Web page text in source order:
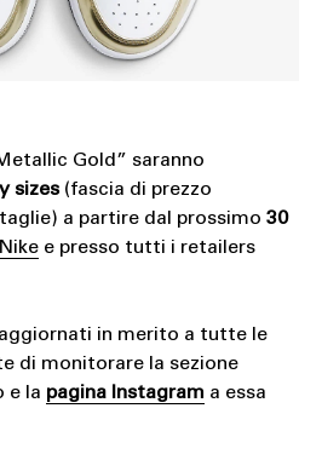
Gold” saranno
sizes(fascia di prezzo
a partire dal prossimo 30
e presso tutti i retailers
in merito a tutte le
di monitorare la sezione
e la pagina Instagram a essa